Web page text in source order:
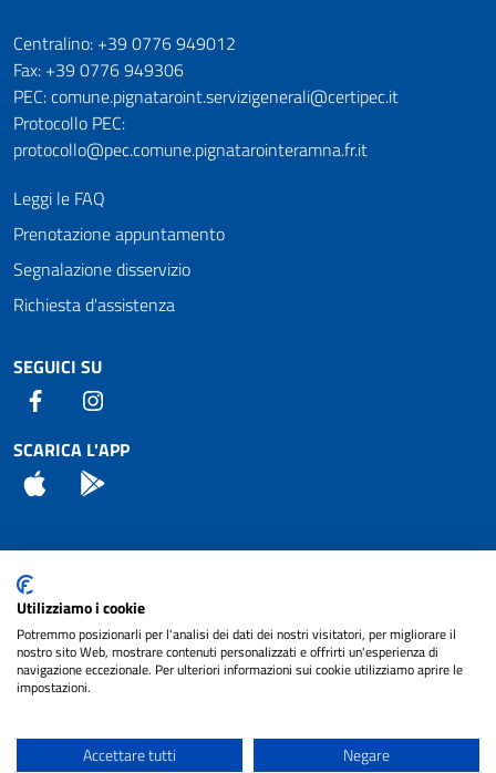
Numeri utili
Centralino: +39 0776 949012
Fax: +39 0776 949306
PEC: comune.pignataroint.servizigenerali@certipec.it
Protocollo PEC:
protocollo@pec.comune.pignatarointeramna.fr.it
Leggi le FAQ
Prenotazione appuntamento
Segnalazione disservizio
Richiesta d'assistenza
SEGUICI SU
Facebook
SCARICA L'APP
App Store
Attuazione Misure PNRR
Piano di miglioramento del sito
Note legali
cura diNET SMART
Utilizziamo i cookie
Potremmo posizionarli per l'analisi dei dati dei nostri visitatori, per migliorare il
nostro sito Web, mostrare contenuti personalizzati e offrirti un'esperienza di
navigazione eccezionale. Per ulteriori informazioni sui cookie utilizziamo aprire le
impostazioni.
Accettare tutti Negare